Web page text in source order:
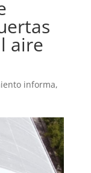
aire
informa,